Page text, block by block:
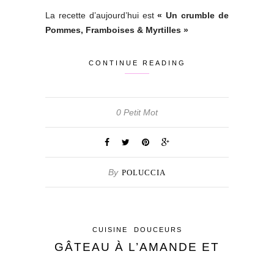
La recette d’aujourd’hui est« Un crumble de
Pommes, Framboises & Myrtilles »
CONTINUE READING
0 Petit Mot
By POLUCCIA
CUISINE DOUCEURS
GÂTEAU À L’AMANDE ET